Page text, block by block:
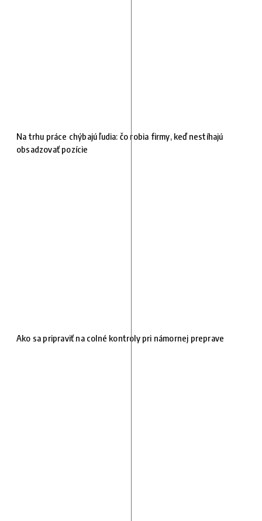
Na trhu práce chýbajú ľudia: čo robia firmy, keď nestíhajú
obsadzovať pozície
Ako sa pripraviť na colné kontroly pri námornej preprave